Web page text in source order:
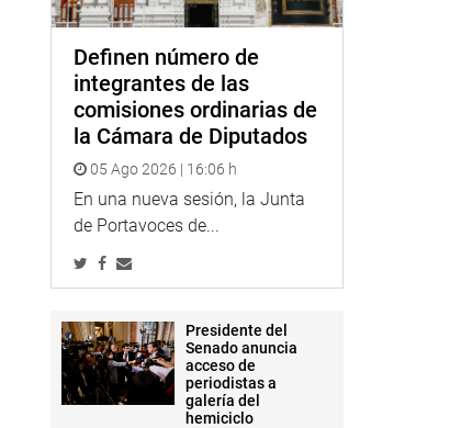
Definen número de
integrantes de las
comisiones ordinarias de
la Cámara de Diputados
05 Ago 2026 | 16:06 h
En una nueva sesión, la Junta
de Portavoces de...
Presidente del
Senado anuncia
acceso de
periodistas a
galería del
hemiciclo